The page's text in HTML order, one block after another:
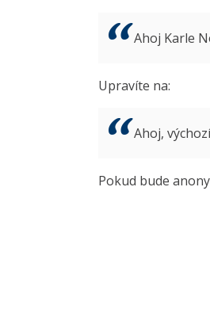
Ahoj Karle
Upravíte na:
Ahoj,
Pokud bude